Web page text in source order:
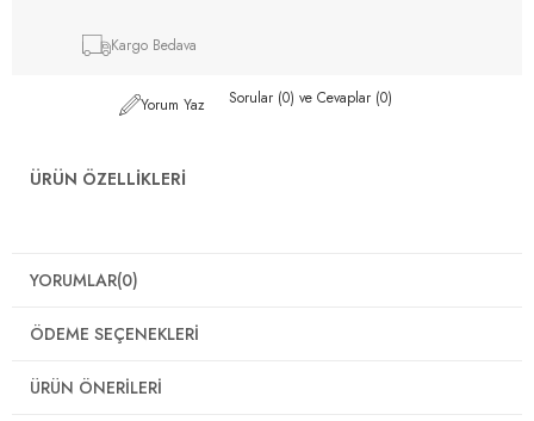
Kargo Bedava
Yorum Yaz Sorular (0) ve Cevaplar (0)
ÜRÜN ÖZELLIKLERI
YORUMLAR(0)
ÖDEME SEÇENEKLERI
ÜRÜN ÖNERILERI